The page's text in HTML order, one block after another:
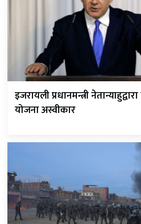
इजरायली प्रधानमन्त्री
योजना अस्वीकार